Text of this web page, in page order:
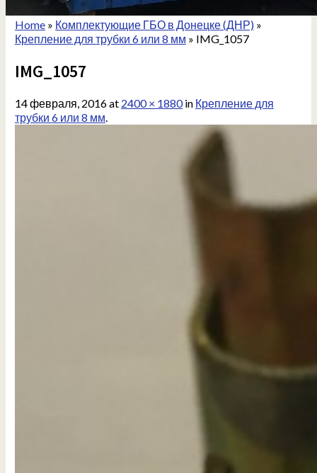
Home» Комплектующие ГБО в Донецке (ДНР)»
Крепление для трубки 6 или 8 мм » IMG_1057
IMG_1057
14 февраля, 2016at 2400 × 1880in Крепление для
трубки 6 или 8 мм.